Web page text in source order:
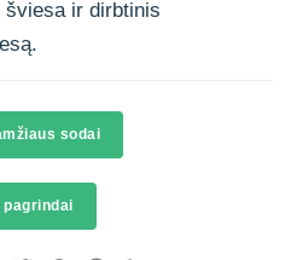
šviesa ir dirbtinis
sodai